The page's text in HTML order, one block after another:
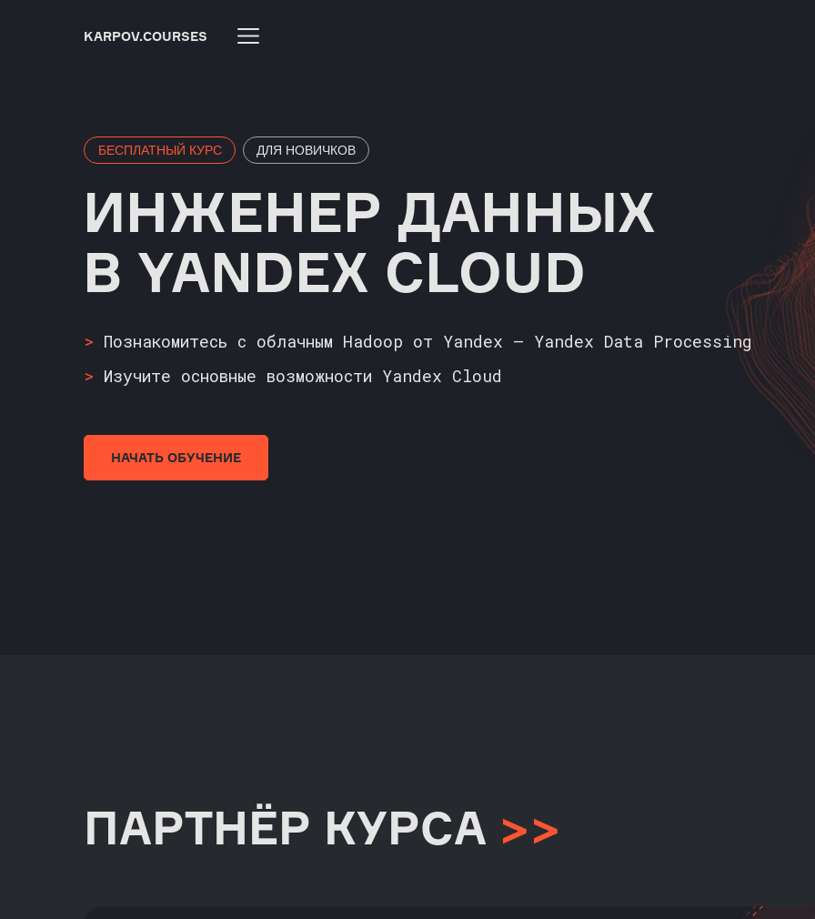
KARPOV.COURSES
> Познакомитесь с облачным Hadoop от Yandex — Yandex Data Processing
НАЧАТЬ ОБУЧЕНИЕ
ИНЖЕНЕР ДАННЫХ
В YANDEX CLOUD
БЕСПЛАТНЫЙ КУРС
> Изучите основные возможности Yandex Cloud
ДЛЯ НОВИЧКОВ
ПАРТНЁР КУРСА >>